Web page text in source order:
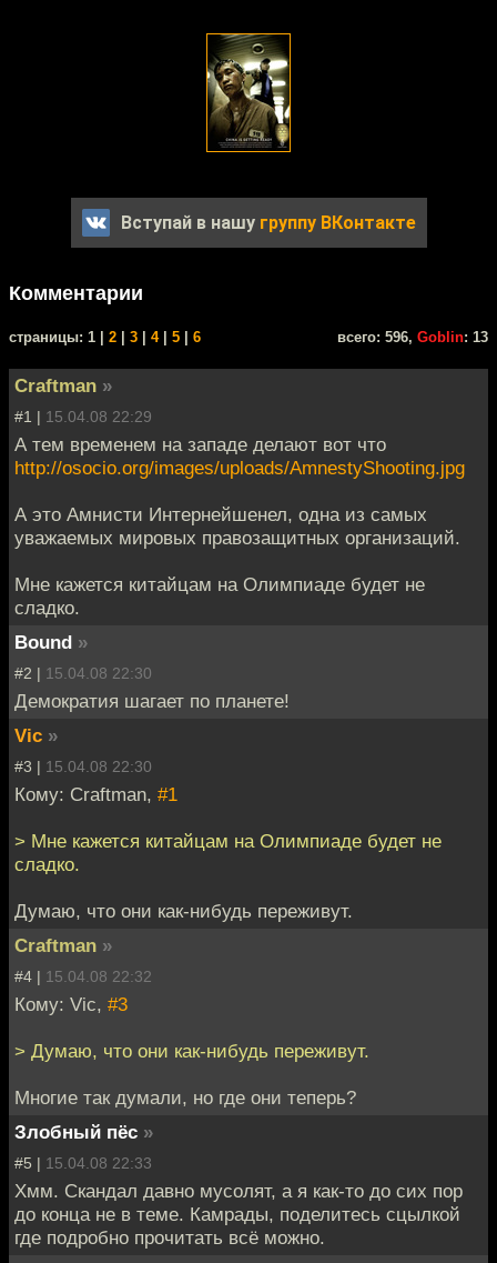
Вступай в нашу группу ВКонтакте
Комментарии
cтраницы: 1 | 2 3 4| 5 6 всего: 596, Goblin: 13
Craftman »
#1 | 15.04.08 22:29
А тем временем на западе делают вот что
http://osocio.org/images/uploads/AmnestyShooting.jpg
А это Амнисти Интернейшенел, одна из самых
уважаемых мировых правозащитных организаций.
Мне кажется китайцам на Олимпиаде будет не
сладко.
Bound »
#2 | 15.04.08 22:30
Демократия шагает по планете!
Vic »
#3 | 15.04.08 22:30
Кому: Craftman, #1
> Мне кажется китайцам на Олимпиаде будет не
сладко.
Думаю, что они как-нибудь переживут.
Craftman »
#4 | 15.04.08 22:32
Кому: Vic, #3
> Думаю, что они как-нибудь переживут.
Многие так думали, но где они теперь?
Злобный пёс »
#5 | 15.04.08 22:33
Хмм. Скандал давно мусолят, а я как-то до сих пор
до конца не в теме. Камрады, поделитесь сцылкой
где подробно прочитать всё можно.